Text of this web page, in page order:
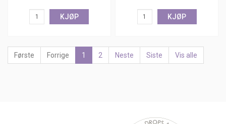
KJØP KJØP
Første Forrige 1 2 Neste Siste Vis alle